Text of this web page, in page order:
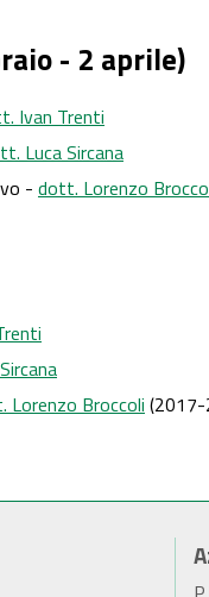
- 2 aprile)
Ivan Trenti
Luca Sircana
- dott. Lorenzo
Lorenzo Broccoli